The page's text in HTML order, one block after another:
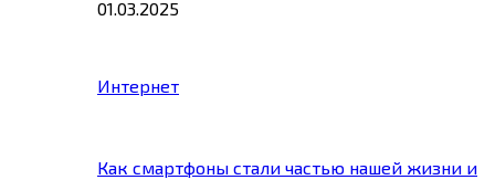
01.03.2025
Интернет
Как смартфоны стали частью нашей жизни и